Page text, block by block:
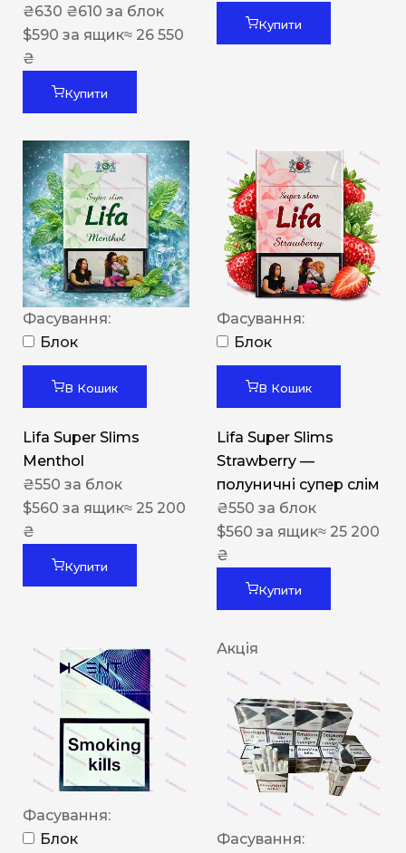
₴630 ₴610 за блок
$590 за ящик≈ 26 550
₴
Купити
Купити
Фасування:
Блок
В Кошик
Lifa Super Slims
Menthol
₴550 за блок
$560 за ящик≈ 25 200
₴
Купити
Фасування:
Блок
В Кошик
Lifa Super Slims
Strawberry —
полуничні супер слім
₴550 за блок
$560 за ящик≈ 25 200
₴
Купити
Фасування:
Блок
Акція
Фасування: